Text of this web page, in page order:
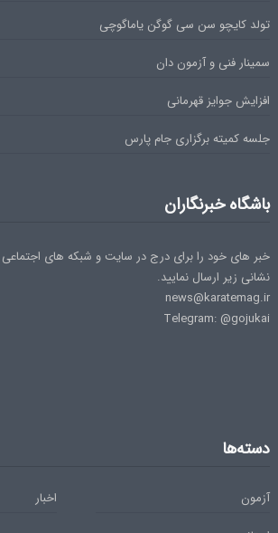
تولد کایچو سن سی گوگن یاماگوچی
سمینار فنی و آزمون دان
افزایش جوایز قهرمانی
جلسه کمیته برگزاری جام پارس
باشگاه خبرنگاران
خبر های خود را برای درج در سایت و شبکه های اجتماعی
نشانی زیر ارسال نمایید.
news@karatemag.ir
Telegram: @gojukai
دسته‌ها
آزمون
اخبار